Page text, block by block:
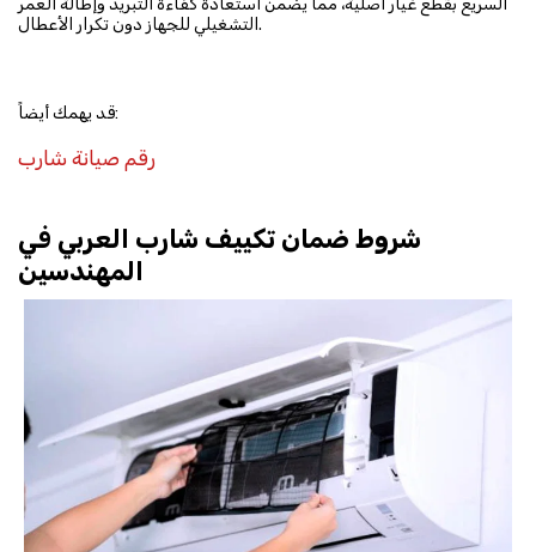
التشغيلي للجهاز دون تكرار الأعطال.
قد يهمك أيضاً:
رقم صيانة شارب
شروط ضمان تكييف شارب العربي في